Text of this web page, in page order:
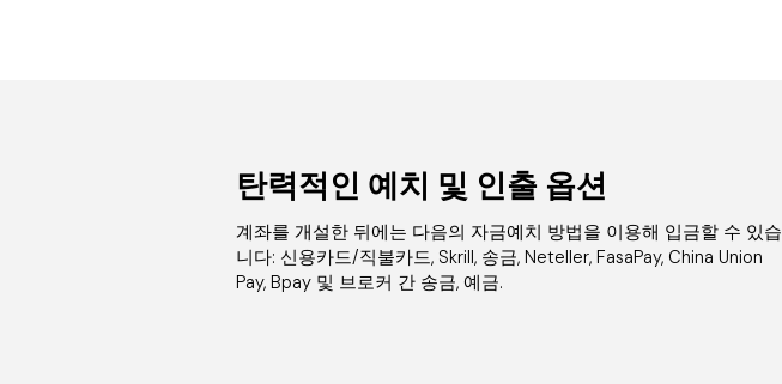
탄력적인 예치 및 인출 옵션
계좌를 개설한 뒤에는 다음의 자금예치 방법을 이용해 입금할 수 있습
니다: 신용카드/직불카드, Skrill, 송금, Neteller, FasaPay, China Union
Pay, Bpay 및 브로커 간 송금, 예금.